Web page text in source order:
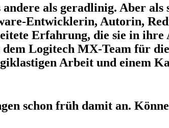
als geradlinig. Aber als
Entwicklerin, Autorin,
Erfahrung, die sie in ihre
Logitech MX-Team für
Arbeit und einem
schon früh damit an.